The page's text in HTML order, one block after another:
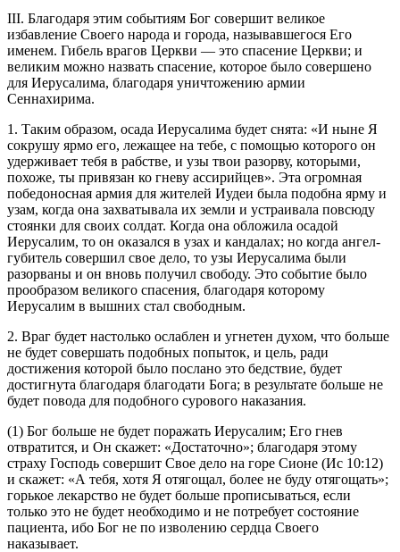
III. Благодаря этим событиям Бог совершит великое
избавление Своего народа и города, называвшегося Его
именем. Гибель врагов Церкви — это спасение Церкви; и
великим можно назвать спасение, которое было совершено
для Иерусалима, благодаря уничтожению армии
Сеннахирима.
1. Таким образом, осада Иерусалима будет снята: «И ныне Я
сокрушу ярмо его, лежащее на тебе, с помощью которого он
удерживает тебя в рабстве, и узы твои разорву, которыми,
похоже, ты привязан ко гневу ассирийцев». Эта огромная
победоносная армия для жителей Иудеи была подобна ярму и
узам, когда она захватывала их земли и устраивала повсюду
стоянки для своих солдат. Когда она обложила осадой
Иерусалим, то он оказался в узах и кандалах; но когда ангел-
губитель совершил свое дело, то узы Иерусалима были
разорваны и он вновь получил свободу. Это событие было
прообразом великого спасения, благодаря которому
Иерусалим в вышних стал свободным.
2. Враг будет настолько ослаблен и угнетен духом, что больше
не будет совершать подобных попыток, и цель, ради
достижения которой было послано это бедствие, будет
достигнута благодаря благодати Бога; в результате больше не
будет повода для подобного сурового наказания.
(1) Бог больше не будет поражать Иерусалим; Его гнев
отвратится, и Он скажет: «Достаточно»; благодаря этому
страху Господь совершит Свое дело на горе Сионе (Ис 10:12)
и скажет: «А тебя, хотя Я отягощал, более не буду отягощать»;
горькое лекарство не будет больше прописываться, если
только это не будет необходимо и не потребует состояние
пациента, ибо Бог не по изволению сердца Своего
наказывает.